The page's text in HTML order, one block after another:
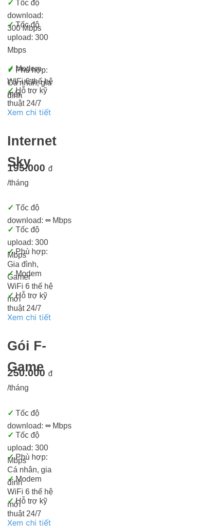
✓ Tốc độ
download:
300 Mbps
✓ Tốc độ
upload: 300
Mbps
✓ Phù hợp:
Cá nhân, gia
đình
✓ Modem
WiFi 6 thế hệ
mới
✓ Hỗ trợ kỹ
thuật 24/7
Xem chi tiết
Internet
Sky
195.000 đ
/tháng
✓ Tốc độ
download: ∞ Mbps
✓ Tốc độ
upload: 300
Mbps
✓Phù hợp:
Gia đình,
Gamer
✓Modem
WiFi 6 thế hệ
mới
✓Hỗ trợ kỹ
thuật 24/7
Xem chi tiết
Gói F-
Game
250.000 đ
/tháng
✓ Tốc độ
download: ∞ Mbps
✓ Tốc độ
upload: 300
Mbps
✓Phù hợp:
Cá nhân, gia
đình
✓Modem
WiFi 6 thế hệ
mới
✓Hỗ trợ kỹ
thuật 24/7
Xem chi tiết